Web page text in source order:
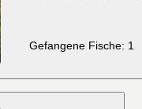
Gefangene Fische: 1